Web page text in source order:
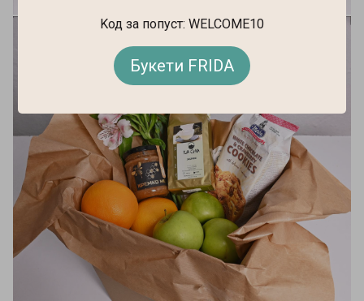
Kод за попуст: WELCOME10
Букети FRIDA